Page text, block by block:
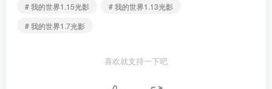
# 我的世界1.15光影
# 我的世界1.13光影
# 我的世界1.7光影
喜欢就支持一下吧